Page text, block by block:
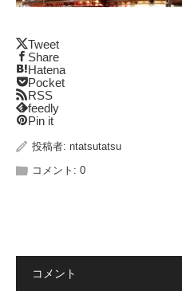
Tweet
Share
Hatena
Pocket
RSS
feedly
Pin it
投稿者: ntatsutatsu
コメント: 0
コメント